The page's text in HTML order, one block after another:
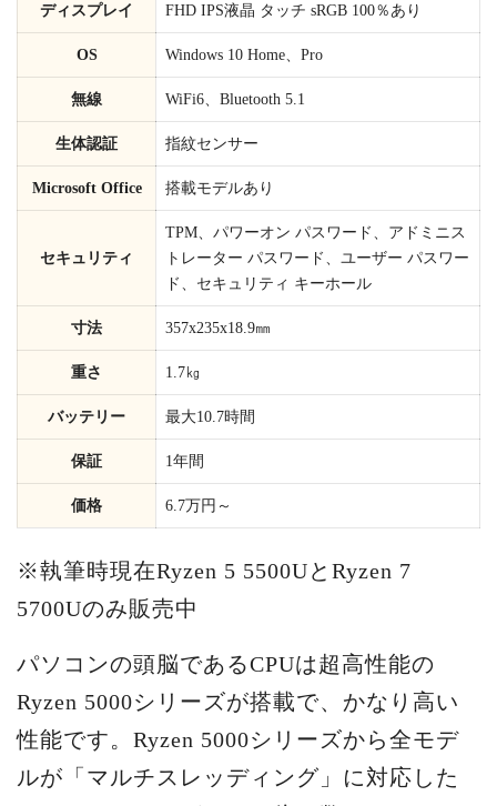
ディスプレイ FHD IPS液晶 タッチ sRGB 100％あり
OS Windows 10 Home、Pro
無線 WiFi6、Bluetooth 5.1
生体認証 指紋センサー
Microsoft Office 搭載モデルあり
セキュリティ
TPM、パワーオン パスワード、アドミニス
トレーター パスワード、ユーザー パスワー
ド、セキュリティ キーホール
寸法 357x235x18.9㎜
重さ 1.7㎏
バッテリー 最大10.7時間
保証 1年間
価格 6.7万円～
※執筆時現在Ryzen 5 5500UとRyzen 7
5700Uのみ販売中
パソコンの頭脳であるCPUは超高性能の
Ryzen 5000シリーズが搭載で、かなり高い
性能です。Ryzen 5000シリーズから全モデ
ルが「マルチスレッディング」に対応した